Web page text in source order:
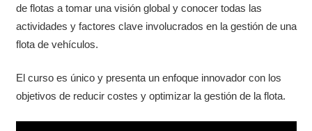
de flotas a tomar una visión global y conocer todas las
actividades y factores clave involucrados en la gestión de una
flota de vehículos.
El curso es único y presenta un enfoque innovador con los
objetivos de reducir costes y optimizar la gestión de la flota.